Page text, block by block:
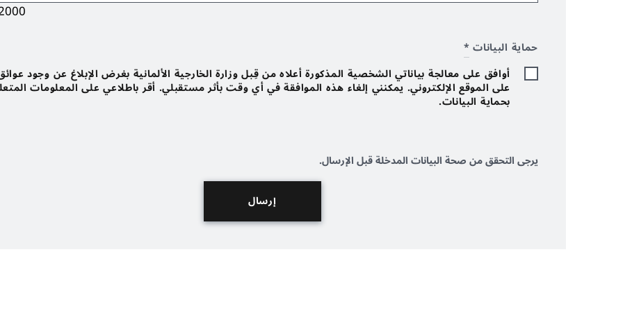
حماية البيانات *
أوافق على معالجة بياناتي الشخصية المذكورة أعلاه من قِبل وزارة الخارجية الألمانية بغرض الإبلاغ عن وجود
على الموقع الإلكتروني. يمكنني إلغاء هذه الموافقة في أي وقت بأثر مستقبلي. أقر باطلاعي على المعلومات
بحماية البيانات.
يرجى التحقق من صحة البيانات المدخلة قبل الإرسال.